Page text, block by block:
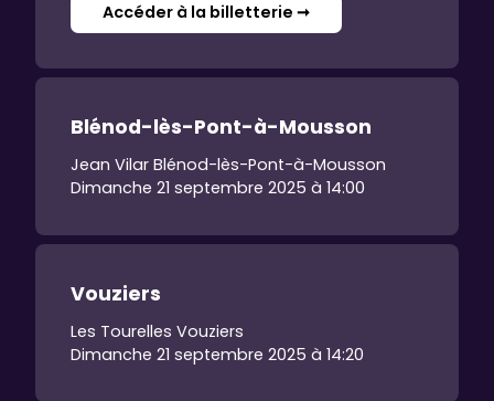
Accéder à la billetterie ➞
Blénod-lès-Pont-à-Mousson
Jean Vilar Blénod-lès-Pont-à-Mousson
Dimanche 21 septembre 2025 à 14:00
Vouziers
Les Tourelles Vouziers
Dimanche 21 septembre 2025 à 14:20